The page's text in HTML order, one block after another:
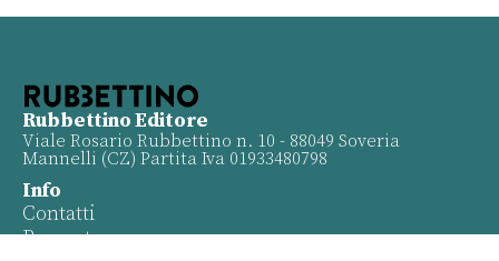
Rubbettino Editore
Viale Rosario Rubbettino n. 10 - 88049 Soveria
Mannelli (CZ) Partita Iva 01933480798
Info
Contatti
Proposte